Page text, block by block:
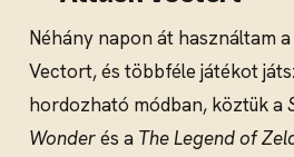
Néhány napon át használtam
Vectort, és többféle játékot
hordozható módban, köztük a
Wonderés a The Legend of